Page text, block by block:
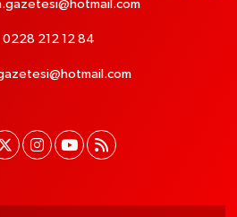
0228 212 12 84